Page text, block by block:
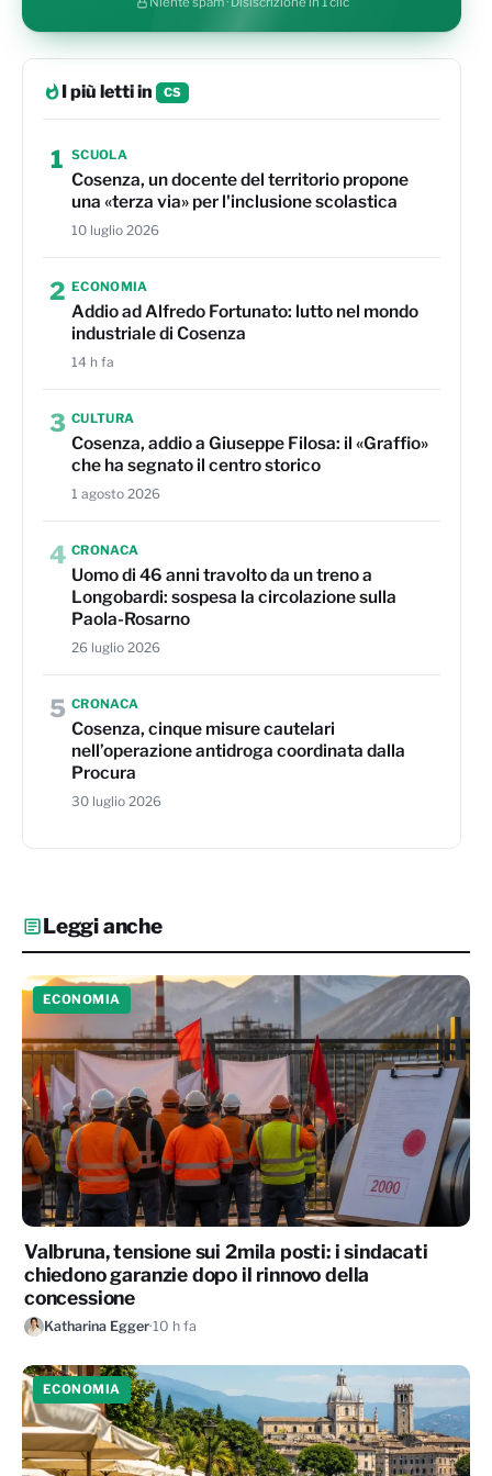
I più letti in CS
1 SCUOLA
Cosenza, un docente del territorio propone
una «terza via» per l'inclusione scolastica
10 luglio 2026
2 ECONOMIA
Addio ad Alfredo Fortunato: lutto nel mondo
industriale di Cosenza
14 h fa
3 CULTURA
Cosenza, addio a Giuseppe Filosa: il «Graffio»
che ha segnato il centro storico
1 agosto 2026
4 CRONACA
Uomo di 46 anni travolto da un treno a
Longobardi: sospesa la circolazione sulla
Paola-Rosarno
26 luglio 2026
5 CRONACA
Cosenza, cinque misure cautelari
nell’operazione antidroga coordinata dalla
Procura
30 luglio 2026
Leggi anche
ECONOMIA
Valbruna, tensione sui 2mila posti: i sindacati
chiedono garanzie dopo il rinnovo della
concessione
Katharina Egger·10 h fa
ECONOMIA